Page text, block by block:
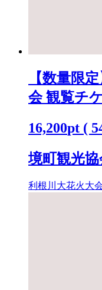
【数量限
会 観覧チ
16,200pt (
境町観光協
利根川大花火大